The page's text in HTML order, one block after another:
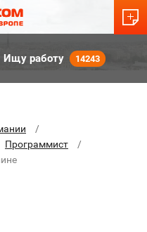
Ищу работу 14243
Программист